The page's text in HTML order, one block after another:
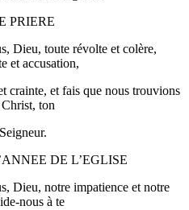
PRIERE
Dieu, toute révolte et colère,
et accusation,
crainte, et fais que nous trouvions
ton
DE L’EGLISE
Dieu, notre impatience et notre
nous à te